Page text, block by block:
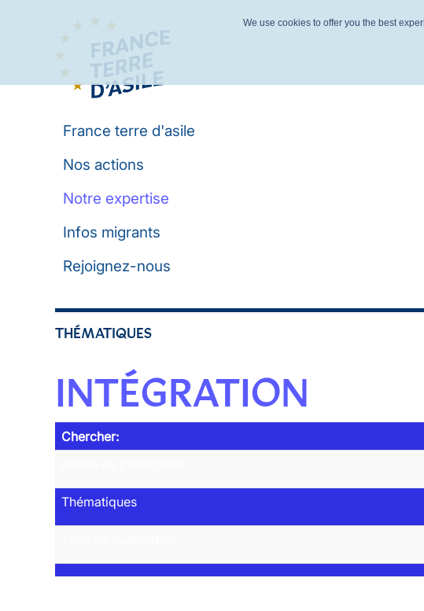
France terre d'asile
Nos actions
Notre expertise
Infos migrants
Rejoignez-nous
THÉMATIQUES
INTÉGRATION
Chercher:
Thématiques
We use cookies to offer you the best